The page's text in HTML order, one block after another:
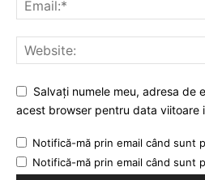
Salvați numele meu, adresa de
acest browser pentru data viitoare
Notifică-mă prin email când sunt
Notifică-mă prin email când sunt